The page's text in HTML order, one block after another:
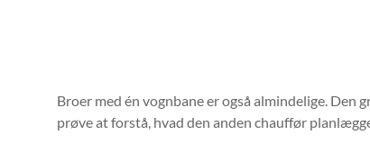
Broer med én vognbane er også almindelige.
prøve at forstå, hvad den anden chauffør